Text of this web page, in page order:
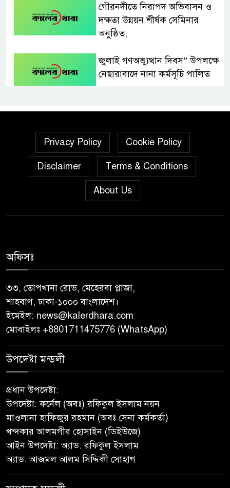
গৌরনদীতে নিরাপদ অভিবাসন ও
দক্ষতা উন্নয়ন শীর্ষক সেমিনার
অনুষ্ঠিত,
জুলাই গণঅভ্যুত্থান দিবস” উপলক্ষে
নেছারাবাদে নানা কর্মসূচি পালিত
নয়নুজ্জামান মুন্সীর মতবিনিময়
পিরোজপুরে নানা কর্মসূচি পালিত
নেছারাবাদের বলদিয়ায় বিয়ের
অনশন : থানায় অভিযোগ
‎গৌরনদীতে যথাযোগ্য মর্যাদায়
পালিত হলো ‘০৫ আগস্ট জুলাই
গণঅভ্যুত্থান দিবস ২০২৬’ ‎
বাবুগঞ্জে বাংলাদেশ প্রাথমিক শিক্ষক
লুটের অভিযোগ
বাবুগঞ্জে পরিস্কার পরিচ্ছন্নতা ও
বৃক্ষরোপণ অভিযান শুরু করেছে
সুজন
Privacy Policy Cookie Policy
Disclaimer Terms & Conditions
About Us
অফিসঃ
৩৩, তোপখানা রোড, মেহেরবা প্লাজা,
শাহবাগ, ঢাকা-১০০০ বাংলাদেশ।
ইমেইল: news@kalerdhara.com
মোবাইলঃ +8801711475776 (WhatsApp)
উপদেষ্টা মন্ডলী
প্রধান উপদেষ্টা:
উপদেষ্টা: কর্নেল (অবঃ) রফিকুল ইসলাম নয়ন
মাওলানা হাফিজুর রহমান (অবঃ সেনা কর্মকর্তা)
খন্দকার আলমগীর হোসাইন (ডিইউজে)
আইন উপদেষ্টা: অ্যাড. রফিকুল ইসলাম
অ্যাড. আজমল আলম সিদ্দিকী সোহাগ